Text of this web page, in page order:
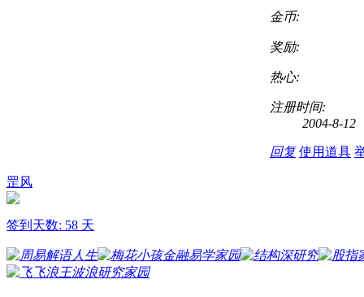
金币:
奖励:
热心:
注册时间:
2004-8-12
回复 使用道具
罡风
签到天数: 58 天